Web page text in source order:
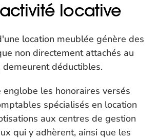
locative
location meublée génère des
non directement attachés au
déductibles.
englobe les honoraires versés
spécialisés en location
aux centres de gestion
qui y adhèrent, ainsi que les